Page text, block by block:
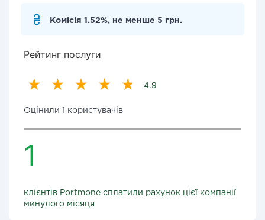
Комісія 1.52%, не менше 5 грн.
Рейтинг послуги
4.9
Оцінили 1 користувачів
1
клієнтів Portmone сплатили рахунок цієї компанії
минулого місяця